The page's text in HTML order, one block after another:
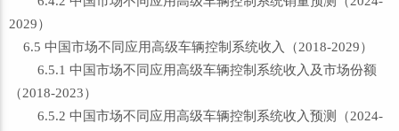
2029）
6.5 中国市场不同应用高级车辆控制系统收入（2018-2029）
6.5.1 中国市场不同应用高级车辆控制系统收入及市场份额
（2018-2023）
6.5.2 中国市场不同应用高级车辆控制系统收入预测（2024-